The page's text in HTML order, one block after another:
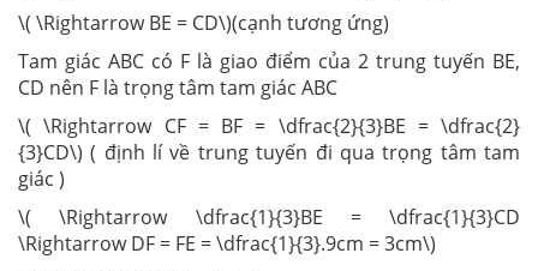
\( \Rightarrow BE = CD\)(cạnh tương ứng)
Tam giác ABC có F là giao điểm của 2 trung tuyến BE,
CD nên F là trọng tâm tam giác ABC
\( \Rightarrow CF = BF = \dfrac{2}{3}BE = \dfrac{2}
{3}CD\) ( định lí về trung tuyến đi qua trọng tâm tam
giác )
\( \Rightarrow \dfrac{1}{3}BE = \dfrac{1}{3}CD
\Rightarrow DF = FE = \dfrac{1}{3}.9cm = 3cm\)